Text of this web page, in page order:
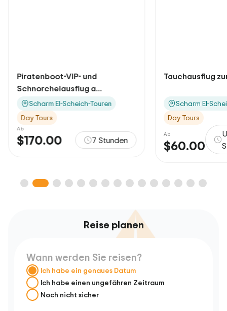
Piratenboot-VIP- und
Schnorchelausflug a...
Scharm El-Scheich-Touren
Day Tours
Ab
$170.00 7 Stunden
Tauchausflug
Scharm El-
Day Tours
Ab
$60.00
Reise planen
Wann werden Sie reisen?
Ich habe ein genaues Datum
Ich habe einen ungefähren Zeitraum
Noch nicht sicher